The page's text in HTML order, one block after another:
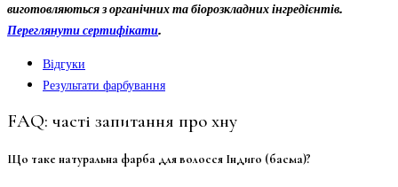
виготовляються з органічних та біорозкладних інгредієнтів.
Переглянути сертифікати.
Відгуки
Результати фарбування
FAQ: часті запитання про хну
Що таке натуральна фарба для волосся Індиго (басма)?